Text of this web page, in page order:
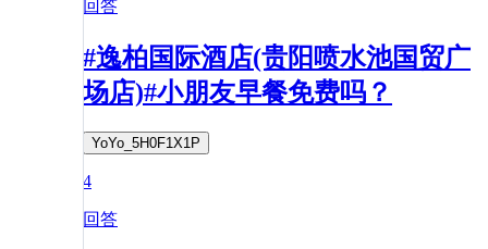
回答
#逸柏国际酒店(贵阳喷水池国贸广
场店)#小朋友早餐免费吗？
YoYo_5H0F1X1P
4
回答